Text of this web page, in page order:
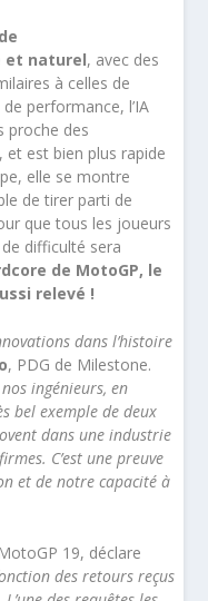
et naturel, avec des
à celles de
performance, l’IA
proche des
est bien plus rapide
elle se montre
de tirer parti de
que tous les joueurs
difficulté sera
de MotoGP, le
relevé !
dans l’histoire
, PDG de Milestone.
ingénieurs, en
bel exemple de deux
dans une industrie
C’est une preuve
et de notre capacité à
19, déclare
des retours reçus